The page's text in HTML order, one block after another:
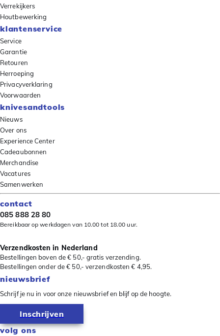
Verrekijkers
Houtbewerking
klantenservice
Service
Garantie
Retouren
Herroeping
Privacyverklaring
Voorwaarden
knivesandtools
Nieuws
Over ons
Experience Center
Cadeaubonnen
Merchandise
Vacatures
Samenwerken
contact
085 888 28 80
Bereikbaar op werkdagen van 10.00 tot 18.00 uur.
Verzendkosten in Nederland
Bestellingen boven de € 50,- gratis verzending.
Bestellingen onder de € 50,- verzendkosten € 4,95.
nieuwsbrief
Schrijf je nu in voor onze nieuwsbrief en blijf op de hoogte.
Inschrijven
volg ons